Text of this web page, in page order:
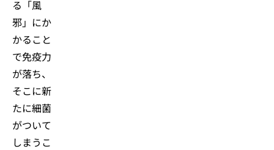
る「風
邪」にか
かること
で免疫力
が落ち、
そこに新
たに細菌
がついて
しまうこ